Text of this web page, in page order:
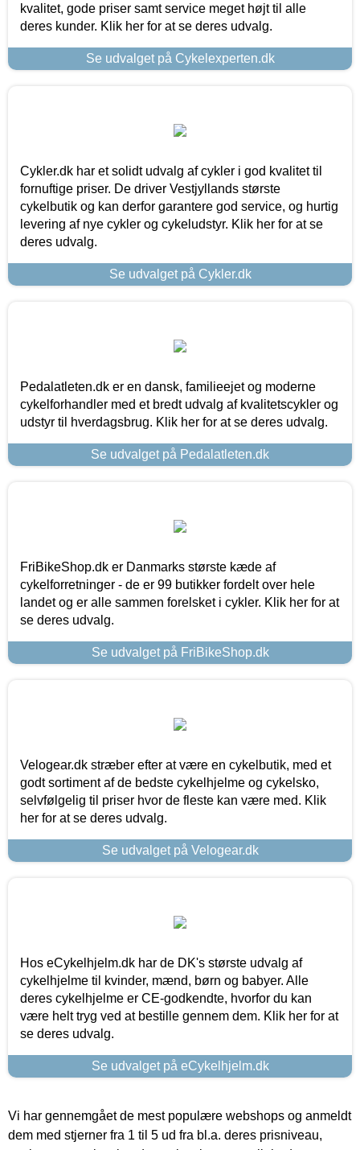
kvalitet, gode priser samt service meget højt til alle
deres kunder. Klik her for at se deres udvalg.
Se udvalget på Cykelexperten.dk
Cykler.dk har et solidt udvalg af cykler i god kvalitet til
fornuftige priser. De driver Vestjyllands største
cykelbutik og kan derfor garantere god service, og hurtig
levering af nye cykler og cykeludstyr. Klik her for at se
deres udvalg.
Se udvalget på Cykler.dk
Pedalatleten.dk er en dansk, familieejet og moderne
cykelforhandler med et bredt udvalg af kvalitetscykler og
udstyr til hverdagsbrug. Klik her for at se deres udvalg.
Se udvalget på Pedalatleten.dk
FriBikeShop.dk er Danmarks største kæde af
cykelforretninger - de er 99 butikker fordelt over hele
landet og er alle sammen forelsket i cykler. Klik her for at
se deres udvalg.
Se udvalget på FriBikeShop.dk
Velogear.dk stræber efter at være en cykelbutik, med et
godt sortiment af de bedste cykelhjelme og cykelsko,
selvfølgelig til priser hvor de fleste kan være med. Klik
her for at se deres udvalg.
Se udvalget på Velogear.dk
Hos eCykelhjelm.dk har de DK's største udvalg af
cykelhjelme til kvinder, mænd, børn og babyer. Alle
deres cykelhjelme er CE-godkendte, hvorfor du kan
være helt tryg ved at bestille gennem dem. Klik her for at
se deres udvalg.
Se udvalget på eCykelhjelm.dk
Vi har gennemgået de mest populære webshops og anmeldt
dem med stjerner fra 1 til 5 ud fra bl.a. deres prisniveau,